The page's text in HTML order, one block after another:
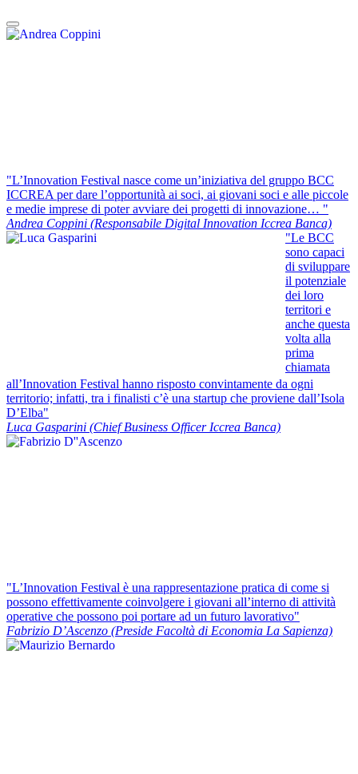
"L’Innovation Festival nasce come un’iniziativa del gruppo BCC
ICCREA per dare l’opportunità ai soci, ai giovani soci e alle piccole
e medie imprese di poter avviare dei progetti di innovazione… "
Andrea Coppini (Responsabile Digital Innovation Iccrea Banca)
"Le BCC
sono capaci
di sviluppare
il potenziale
dei loro
territori e
anche questa
volta alla
prima
chiamata
all’Innovation Festival hanno risposto convintamente da ogni
territorio; infatti, tra i finalisti c’è una startup che proviene dall’Isola
D’Elba"
Luca Gasparini (Chief Business Officer Iccrea Banca)
"L’Innovation Festival è una rappresentazione pratica di come si
possono effettivamente coinvolgere i giovani all’interno di attività
operative che possono poi portare ad un futuro lavorativo"
Fabrizio D’Ascenzo (Preside Facoltà di Economia La Sapienza)